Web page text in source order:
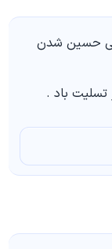
بی حسین شدن
باد .